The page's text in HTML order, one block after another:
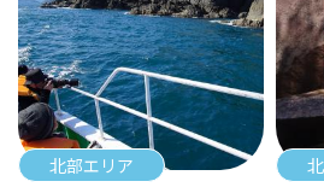
北部エリア